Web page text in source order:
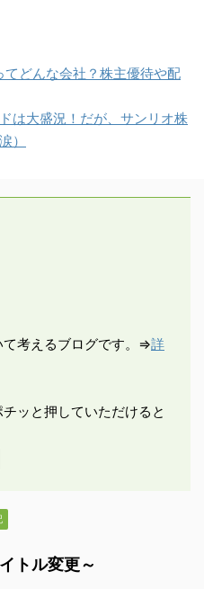
どんな会社？株主優待や配
は大盛況！だが、サンリオ株
）
考えるブログです。⇒詳
ッと押していただけると
トル変更～